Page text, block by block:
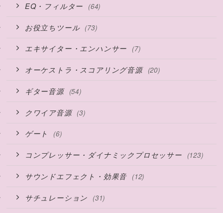
EQ・フィルター (64)
お役立ちツール (73)
エキサイター・エンハンサー (7)
オーケストラ・スコアリング音源 (20)
ギター音源 (54)
クワイア音源 (3)
ゲート (6)
コンプレッサー・ダイナミックプロセッサー (123)
サウンドエフェクト・効果音 (12)
サチュレーション (31)